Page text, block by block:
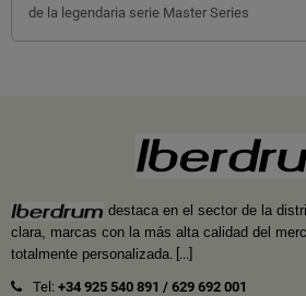
de la legendaria serie Master Series
destaca en el sector de la
clara, marcas con la más alta calidad del
totalmente personalizada. [...]
Tel: +34 925 540 891 / 629 692 001